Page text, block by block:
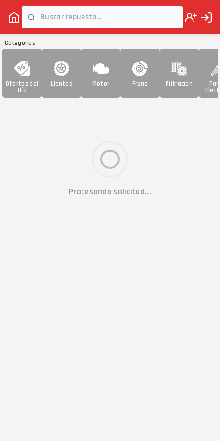
Categorías
Ofertas del
Día
Llantas Motor Freno Filtración
Procesando solicitud...